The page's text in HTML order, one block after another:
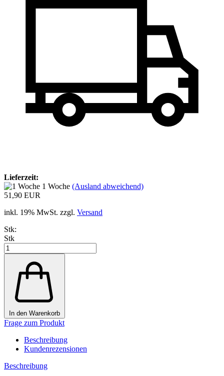
Lieferzeit:
1 Woche (Ausland abweichend)
51,90 EUR
inkl. 19% MwSt. zzgl. Versand
Stk:
Stk
In den Warenkorb
Frage zum Produkt
Beschreibung
Kundenrezensionen
Beschreibung